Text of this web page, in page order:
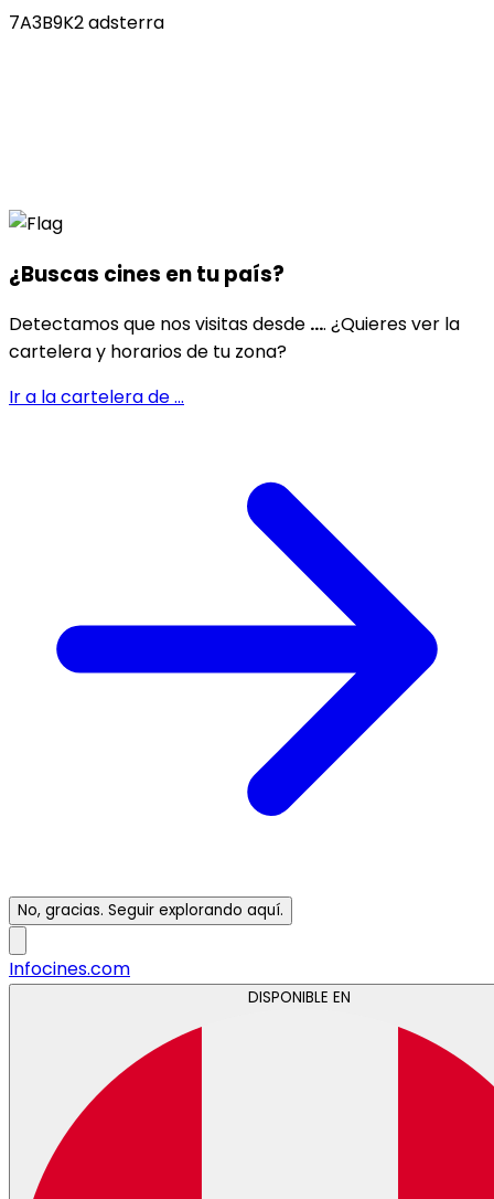
7A3B9K2 adsterra
¿Buscas cines entu país?
Detectamos que nos visitas desde .... ¿Quieres ver la
cartelera y horarios de tu zona?
Ir a la cartelera de...
No, gracias. Seguir explorando aquí.
Infocines.com
DISPONIBLE EN